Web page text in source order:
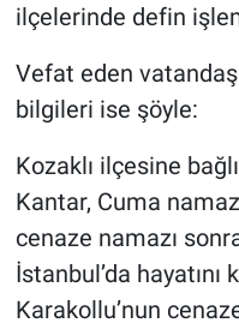
ilçelerinde defin
Vefat eden
bilgileri ise şöyle:
Kozaklı ilçesine
Kantar, Cuma
cenaze namazı
İstanbul’da hayatını
Karakollu’nun